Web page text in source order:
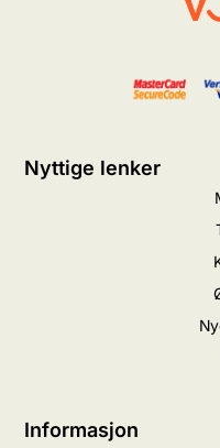
Nyttige lenker
Informasjon